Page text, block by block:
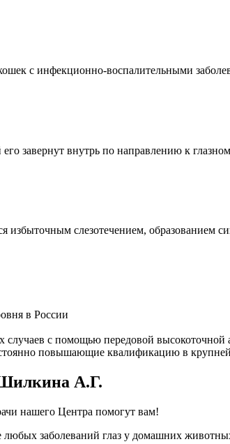
с инфекционно-воспалительными
завернут внутрь по направлению к
избыточным слезотечением, образованием
в России
случаев с помощью передовой высокоточной
повышающие квалификацию в
А.Г.
нашего Центра помогут вам!
заболеваний глаз у домашних